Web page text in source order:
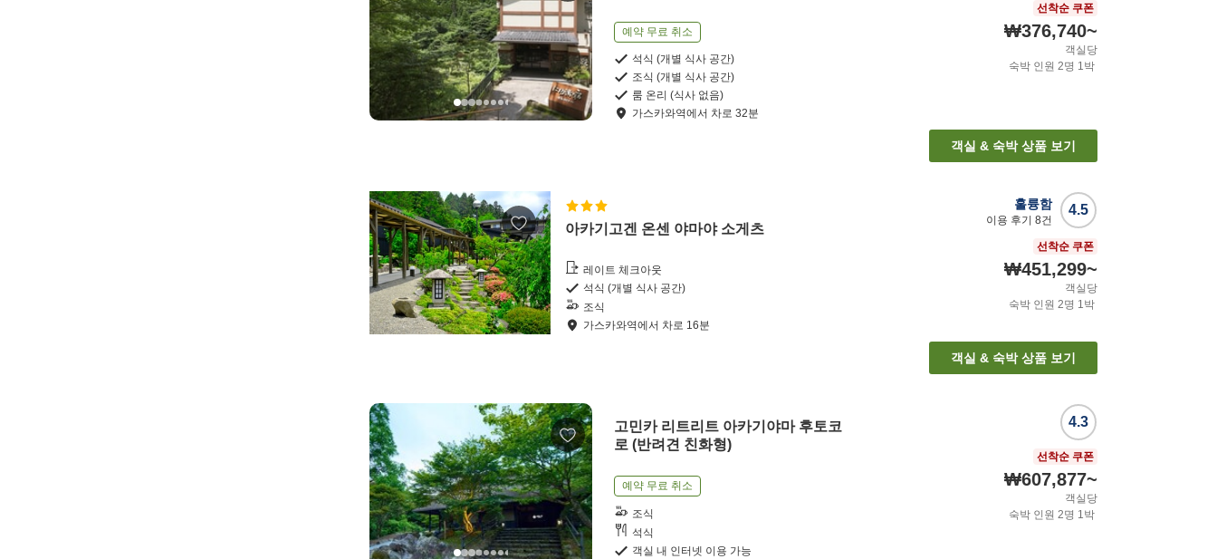
예약 무료 취소
석식 (개별 식사 공간)
조식 (개별 식사 공간)
룸 온리 (식사 없음)
가스카와역에서 차로 32분
선착순 쿠폰
₩376,740~
객실당
숙박 인원 2명 1박
객실 & 숙박 상품 보기
아카기고겐 온센 야마야 소게츠
레이트 체크아웃
석식 (개별 식사 공간)
조식
가스카와역에서 차로 16분
4.5
훌륭함
이용 후기 8건
선착순 쿠폰
₩451,299~
객실당
숙박 인원 2명 1박
객실 & 숙박 상품 보기
고민카 리트리트 아카기야마 후토코
로 (반려견 친화형)
예약 무료 취소
조식
석식
객실 내 인터넷 이용 가능
4.3
선착순 쿠폰
₩607,877~
객실당
숙박 인원 2명 1박